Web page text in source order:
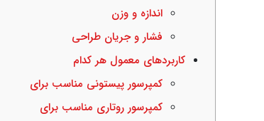
اندازه و وزن
فشار و جریان طراحی
کاربردهای معمول هر کدام
کمپرسور پیستونی مناسب برای
کمپرسور روتاری مناسب برای